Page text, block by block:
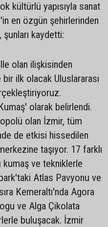
kültürlü yapısıyla sanat
en özgün şehirlerinden
kaydetti:
olan ilişkisinden
bir ilk olacak Uluslararası
olarak belirlendi.
olan İzmir, tüm
de etkisi hissedilen
taşıyor. 17 farklı
kumaş ve tekniklerle
Atlas Pavyonu ve
Kemeraltı'nda Agora
ve Alga Çikolata
buluşacak. İzmir